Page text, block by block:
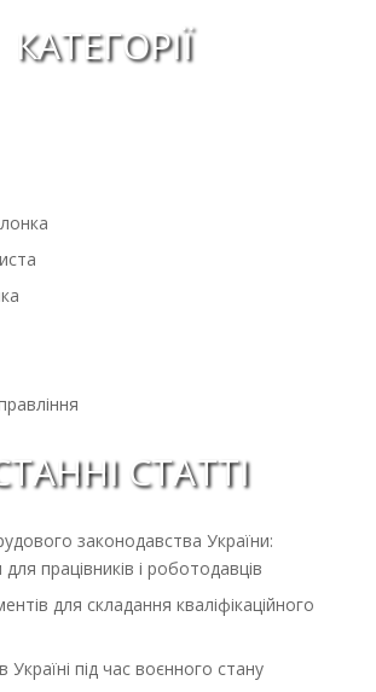
КАТЕГОРІЇ
СТАТТІ
законодавства України:
працівників і роботодавців
для складання кваліфікаційного
Україні під час воєнного стану